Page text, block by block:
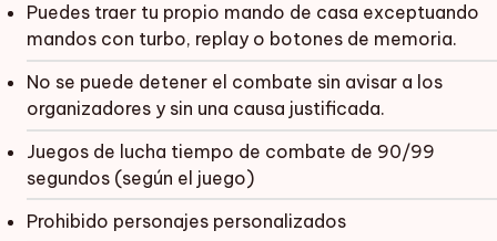
Puedes traer tu propio mando de casa exceptuando
mandos con turbo, replay o botones de memoria.
No se puede detener el combate sin avisar a los
organizadores y sin una causa justificada.
Juegos de lucha tiempo de combate de 90/99
segundos (según el juego)
Prohibido personajes personalizados